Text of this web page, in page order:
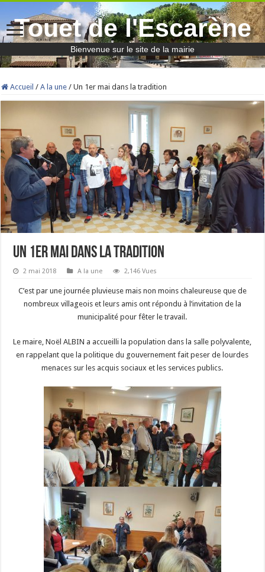
Touet de l'Escarène
Bienvenue sur le site de la mairie
Accueil / A la une / Un 1er mai dans la tradition
Un 1er mai dans la tradition
2 mai 2018 A la une 2,146 Vues
C’est par une journée pluvieuse mais non moins chaleureuse que de
nombreux villageois et leurs amis ont répondu à l’invitation de la
municipalité pour fêter le travail.
Le maire, Noël ALBIN a accueilli la population dans la salle polyvalente,
en rappelant que la politique du gouvernement fait peser de lourdes
menaces sur les acquis sociaux et les services publics.